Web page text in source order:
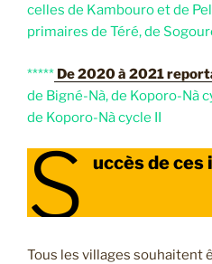
celles de Kambouro et de
primaires de Téré, de
***** De 2020 à 2021
de Bigné-Nà, de Koporo-Nà
de Koporo-Nà cycle II
S uccès de
Tous les villages souhaitent